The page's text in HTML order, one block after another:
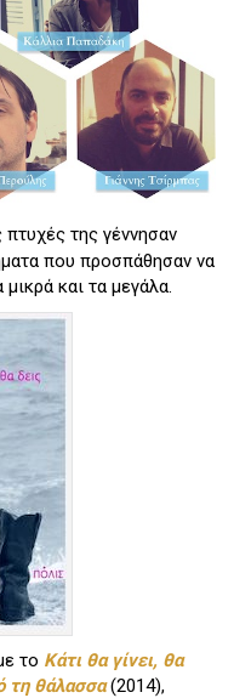
πτυχές της γέννησαν
που προσπάθησαν να
και τα μεγάλα.
το Κάτι θα γίνει, θα
τη θάλασσα(2014),